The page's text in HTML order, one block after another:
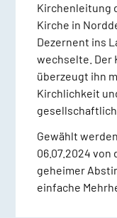
Kirchenleitung
Kirche in
Dezernent ins
wechselte. Der
überzeugt ihn
Kirchlichkeit
Gewählt
06.07.2024 von
geheimer
einfache